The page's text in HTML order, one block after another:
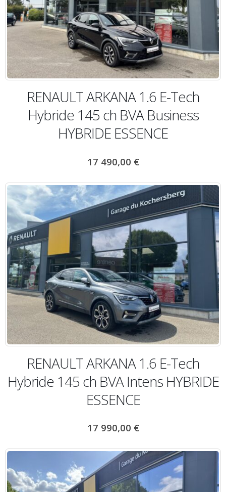
RENAULT ARKANA 1.6 E-Tech
Hybride 145 ch BVA Business
HYBRIDE ESSENCE
17 490,00 €
RENAULT ARKANA 1.6 E-Tech
Hybride 145 ch BVA Intens HYBRIDE
ESSENCE
17 990,00 €